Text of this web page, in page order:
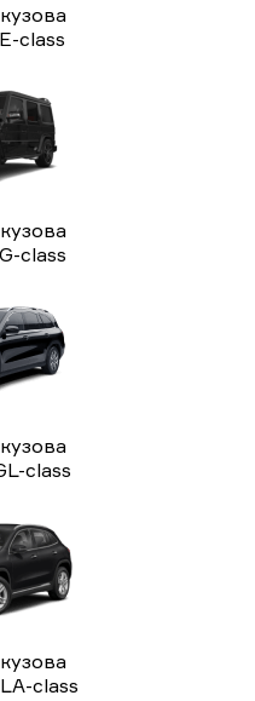
class
class
class
class